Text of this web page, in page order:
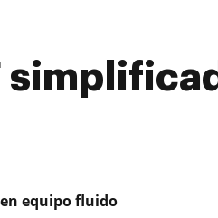
equipo fluido